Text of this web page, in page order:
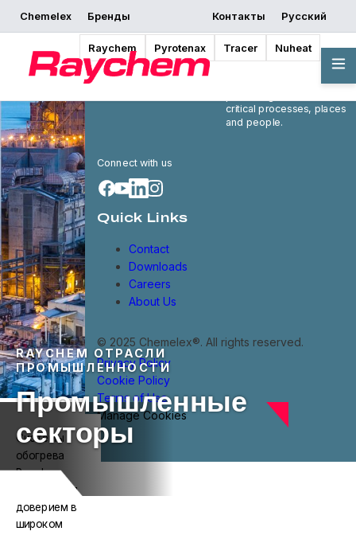
Chemelex Бренды
Raychem Pyrotenax Tracer Nuheat
Контакты Русский
RAYCHEM ОТРАСЛИ
ПРОМЫШЛЕННОСТИ
Промышленные
секторы
Системы
обогрева
Raychem
пользуются
доверием в
широком
leader in electric thermal
and sensing solutions,
critical processes, places
and people.
Connect with us
Quick Links
Contact
Downloads
Careers
About Us
© 2025 Chemelex®. All rights reserved.
Privacy Policy
Cookie Policy
Terms of Use
Manage Cookies